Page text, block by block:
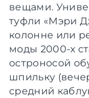
вещами.
туфли «Мэри
колонне или
моды 2000-х
остроносой
шпильку
средний